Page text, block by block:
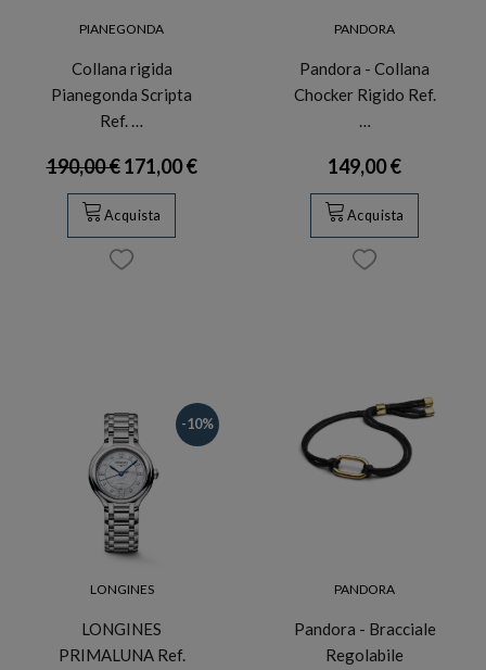
PIANEGONDA
Collana rigida
Pianegonda Scripta
Ref. …
190,00 €171,00 €
Acquista
PANDORA
Pandora - Collana
Chocker Rigido Ref.
149,00 €
Acquista
-10%
LONGINES
LONGINES
PRIMALUNA Ref.
PANDORA
Pandora - Bracciale
Regolabile